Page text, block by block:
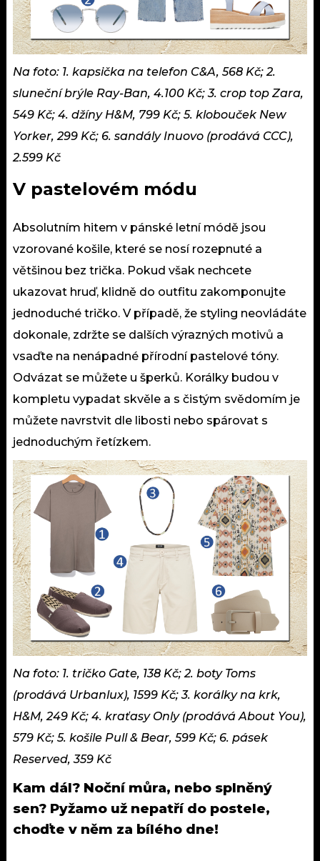
Na foto: 1. kapsička na telefon C&A, 568 Kč; 2.
sluneční brýle Ray-Ban, 4.100 Kč; 3. crop top Zara,
549 Kč; 4. džíny H&M, 799 Kč; 5. klobouček New
Yorker, 299 Kč; 6. sandály Inuovo (prodává CCC),
2.599 Kč
V pastelovém módu
Absolutním hitem v pánské letní módě jsou
vzorované košile, které se nosí rozepnuté a
většinou bez trička. Pokud však nechcete
ukazovat hruď, klidně do outfitu zakomponujte
jednoduché tričko. V případě, že styling neovládáte
dokonale, zdržte se dalších výrazných motivů a
vsaďte na nenápadné přírodní pastelové tóny.
Odvázat se můžete u šperků. Korálky budou v
kompletu vypadat skvěle a s čistým svědomím je
můžete navrstvit dle libosti nebo spárovat s
jednoduchým řetízkem.
Na foto: 1. tričko Gate, 138 Kč; 2. boty Toms
(prodává Urbanlux), 1599 Kč; 3. korálky na krk,
H&M, 249 Kč; 4. kraťasy Only (prodává About You),
579 Kč; 5. košile Pull & Bear, 599 Kč; 6. pásek
Reserved, 359 Kč
Kam dál? Noční můra, nebo splněný
sen? Pyžamo už nepatří do postele,
choďte v něm za bílého dne!